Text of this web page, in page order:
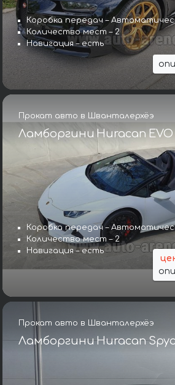
Коробка передач –
Количество мест – 2
Навигация – есть
Прокат авто в Шванталерхёэ
Ламборгини Huracan EVO
Коробка передач –
Количество мест – 2
Навигация – есть
Прокат авто в Шванталерхёэ
Ламборгини Huracan